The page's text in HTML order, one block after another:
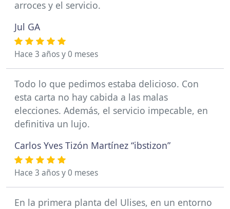
arroces y el servicio.
Jul GA
Hace 3 años y 0 meses
Todo lo que pedimos estaba delicioso. Con
esta carta no hay cabida a las malas
elecciones. Además, el servicio impecable, en
definitiva un lujo.
Carlos Yves Tizón Martínez “ibstizon”
Hace 3 años y 0 meses
En la primera planta del Ulises, en un entorno